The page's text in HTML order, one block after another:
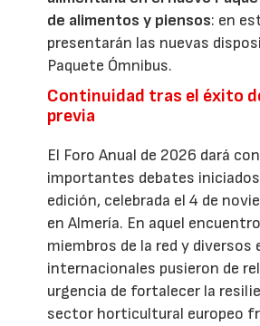
de alimentos y piensos: en
presentarán las nuevas
Paquete Ómnibus.
Continuidad tras el éxito
previa
El Foro Anual de 2026 dará
importantes debates iniciados
edición, celebrada el 4 de
en Almería. En aquel
miembros de la red y diversos
internacionales pusieron de
urgencia de fortalecer la
sector horticultural europeo